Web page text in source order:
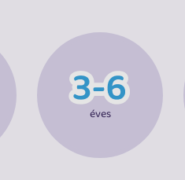
éves